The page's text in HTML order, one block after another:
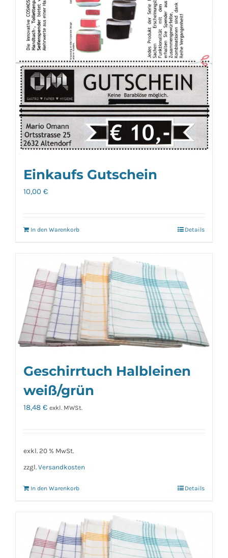
Einkaufs Gutschein
10,00 €
In den Warenkorb Details
Geschirrtuch Halbleinen
weiß/grün
18,48 € exkl. MWSt.
exkl. 20 % MwSt.
zzgl. Versandkosten
In den Warenkorb Details